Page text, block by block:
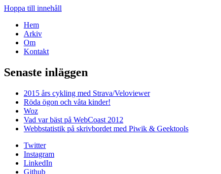
Hoppa till innehåll
Hem
Arkiv
Om
Kontakt
Senaste inläggen
2015 års cykling med Strava/Veloviewer
Röda ögon och våta kinder!
Woz
Vad var bäst på WebCoast 2012
Webbstatistik på skrivbordet med Piwik & Geektools
Twitter
Instagram
LinkedIn
Github